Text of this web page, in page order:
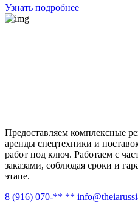
Узнать подробнее
Предоставляем комплексные
аренды спецтехники и
работ под ключ. Работаем с
заказами, соблюдая сроки и
этапе.
8 (916) 070-** **